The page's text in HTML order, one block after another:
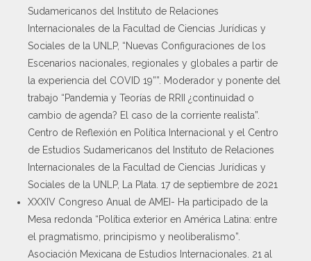
Sudamericanos del Instituto de Relaciones
Internacionales de la Facultad de Ciencias Jurídicas y
Sociales de la UNLP, “Nuevas Configuraciones de los
Escenarios nacionales, regionales y globales a partir de
la experiencia del COVID 19””. Moderador y ponente del
trabajo “Pandemia y Teorías de RRII ¿continuidad o
cambio de agenda? El caso de la corriente realista”.
Centro de Reflexión en Política Internacional y el Centro
de Estudios Sudamericanos del Instituto de Relaciones
Internacionales de la Facultad de Ciencias Jurídicas y
Sociales de la UNLP, La Plata. 17 de septiembre de 2021
XXXIV Congreso Anual de AMEI- Ha participado de la
Mesa redonda “Política exterior en América Latina: entre
el pragmatismo, principismo y neoliberalismo”.
Asociación Mexicana de Estudios Internacionales. 21 al